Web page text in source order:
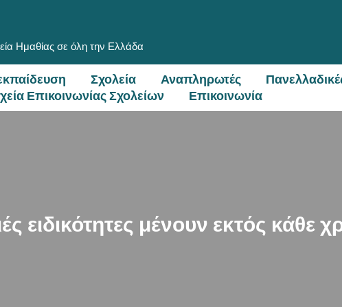
Ημαθίας σε όλη την Ελλάδα
Σχολεία Αναπληρωτές
Επικοινωνίας Σχολείων Επικοινωνία
ειδικότητες μένουν εκτός κάθε